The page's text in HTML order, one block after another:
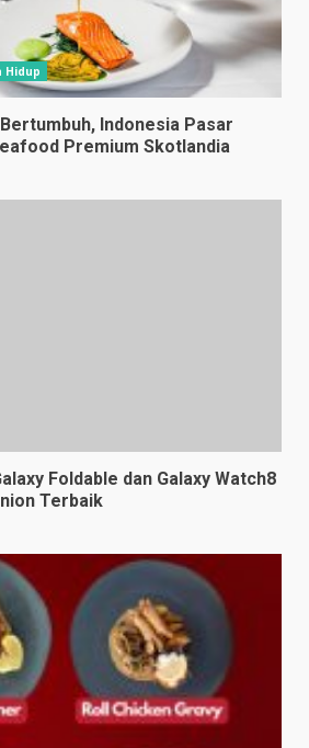
Hidup
Indonesia Pasar
Premium Skotlandia
Foldable dan Galaxy Watch8
Terbaik